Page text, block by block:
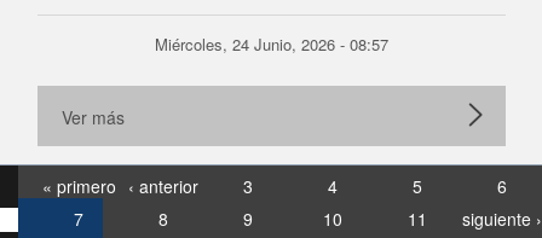
Miércoles, 24 Junio, 2026 - 08:57
Ver más
« primero ‹ anterior 3 4 5
6
7
8 9 10 11
siguiente ›